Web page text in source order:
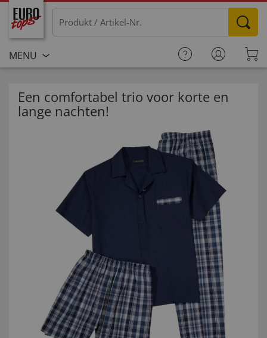
MENU
Een comfortabel trio voor korte en
lange nachten!